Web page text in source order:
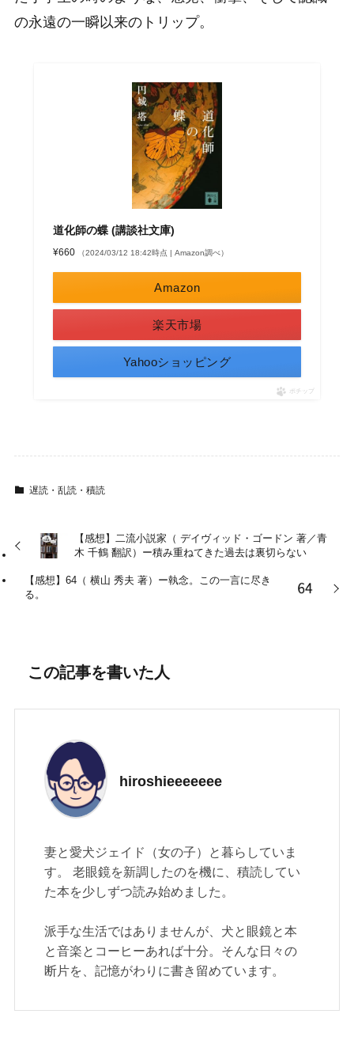
の永遠の一瞬以来のトリップ。
道化師の蝶 (講談社文庫)
¥660 （2024/03/12 18:42時点 | Amazon調べ）
Amazon
楽天市場
Yahooショッピング
ポチップ
遅読・乱読・積読
【感想】二流小説家（ デイヴィッド・ゴードン 著／青
木 千鶴 翻訳）ー積み重ねてきた過去は裏切らない
【感想】64（ 横山 秀夫 著）ー執念。この一言に尽き
る。
この記事を書いた人
hiroshieeeeeee
妻と愛犬ジェイド（女の子）と暮らしていま
す。 老眼鏡を新調したのを機に、積読してい
た本を少しずつ読み始めました。
派手な生活ではありませんが、犬と眼鏡と本
と音楽とコーヒーあれば十分。そんな日々の
断片を、記憶がわりに書き留めています。